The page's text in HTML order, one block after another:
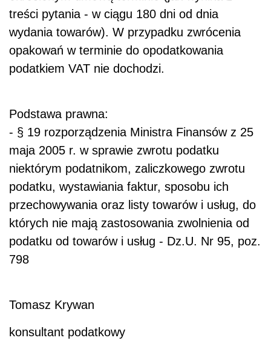
treści pytania - w ciągu 180 dni od dnia
wydania towarów). W przypadku zwrócenia
opakowań w terminie do opodatkowania
podatkiem VAT nie dochodzi.
Podstawa prawna:
- § 19 rozporządzenia Ministra Finansów z 25
maja 2005 r. w sprawie zwrotu podatku
niektórym podatnikom, zaliczkowego zwrotu
podatku, wystawiania faktur, sposobu ich
przechowywania oraz listy towarów i usług, do
których nie mają zastosowania zwolnienia od
podatku od towarów i usług - Dz.U. Nr 95, poz.
798
Tomasz Krywan
konsultant podatkowy